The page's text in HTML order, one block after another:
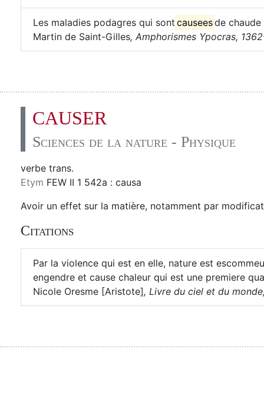
Les maladies podagres qui sont causeesde
Martin de Saint-Gilles, Amphorismes Ypocras,
CAUSER
Sciences de la nature - Physique
verbe trans.
Etym FEW II 1 542a : causa
Avoir un effet sur la matière, notamment par
Citations
Par la violence qui est en elle, nature est
engendre et cause chaleur qui est une premiere
Nicole Oresme [Aristote], Livre du ciel et du